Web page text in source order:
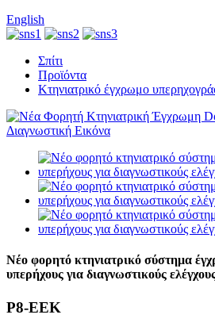
English
Σπίτι
Προϊόντα
Κτηνιατρικό έγχρωμο
Νέο φορητό κτηνιατρικό σύστημα
υπερήχους για διαγνωστικούς
P8-ΕΕΚ